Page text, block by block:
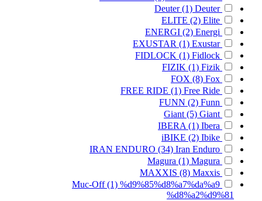
Deuter (1) Deuter
ELITE (2) Elite
ENERGI (2) Energi
EXUSTAR (1) Exustar
FIDLOCK (1) Fidlock
FIZIK (1) Fizik
FOX (8) Fox
FREE RIDE (1) Free Ride
FUNN (2) Funn
Giant (5) Giant
IBERA (1) Ibera
iBIKE (2) Ibike
IRAN ENDURO (34) Iran Enduro
Magura (1) Magura
MAXXIS (8) Maxxis
Muc-Off (1) %d9%85%d8%a7%da%a9
%d8%a2%d9%81